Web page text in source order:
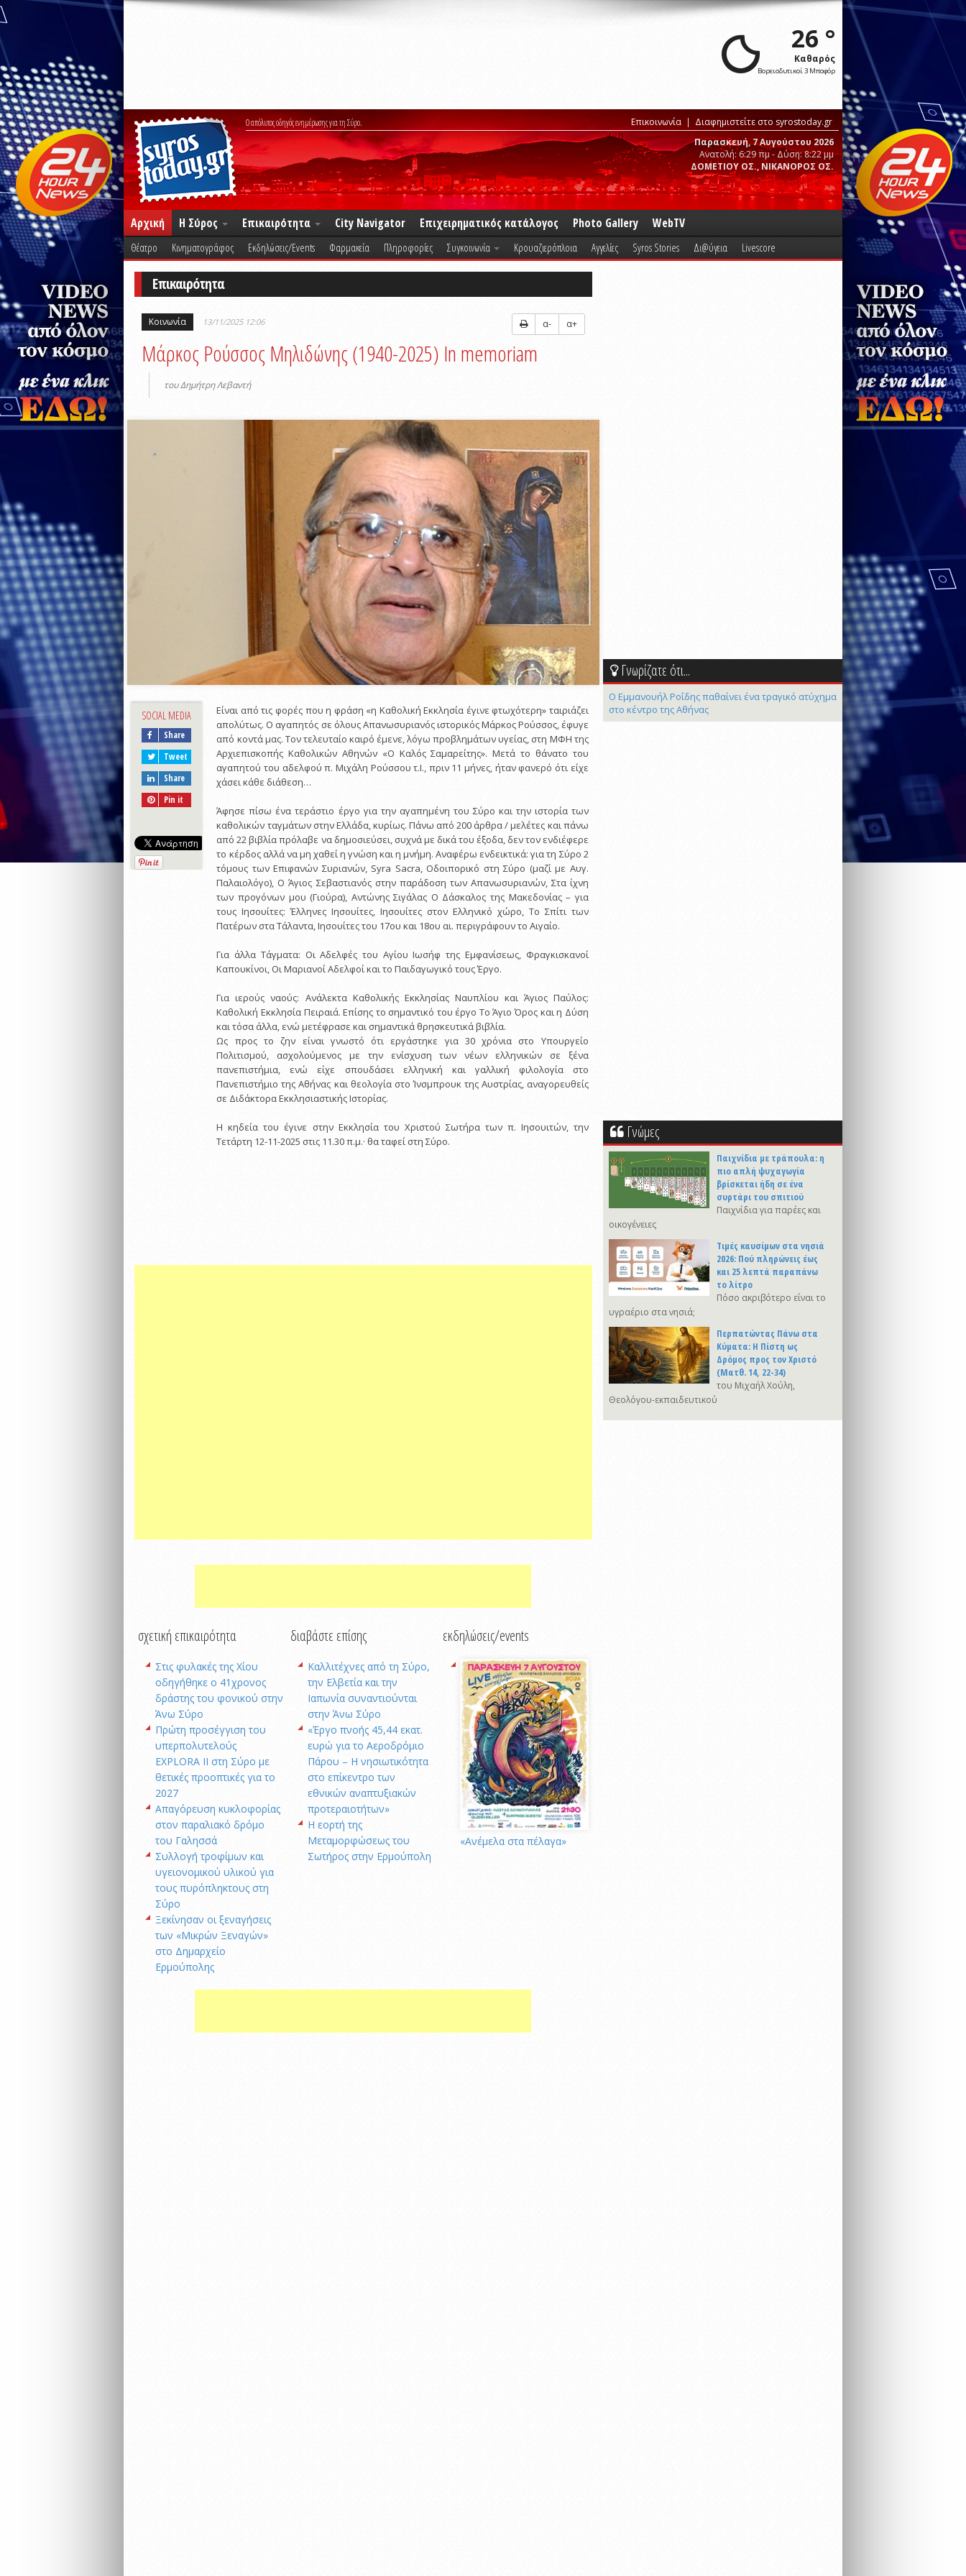
26 °
Καθαρός
Βορειοδυτικοί 3 Μποφόρ
Ο απόλυτος οδηγός ενημέρωσης για τη Σύρο. Επικοινωνία
Διαφημιστείτε στο syrostoday.gr
Παρασκευή, 7 Αυγούστου 2026
Ανατολή: 6:29 πμ - Δύση: 8:22 μμ
ΔΟΜΕΤΙΟΥ ΟΣ., ΝΙΚΑΝΟΡΟΣ ΟΣ.
Αρχική Η Σύρος Επικαιρότητα City Navigator Επιχειρηματικός κατάλογος Photo Gallery WebTV
Θέατρο Κινηματογράφος Εκδηλώσεις/Events Φαρμακεία Πληροφορίες Συγκοινωνία Κρουαζιερόπλοια Αγγελίες Syros Stories Δι@ύγεια Livescore
Επικαιρότητα
Κοινωνία 13/11/2025 12:06 α- α+
Μάρκος Ρούσσος Μηλιδώνης (1940-2025) In memoriam
του Δημήτρη Λεβαντή
SOCIAL MEDIA
Share
Tweet
Share
Pin it
Είναι από τις φορές που η φράση «η Καθολική Εκκλησία έγινε φτωχότερη» ταιριάζει
απολύτως. Ο αγαπητός σε όλους Απανωσυριανός ιστορικός Μάρκος Ρούσσος, έφυγε
από κοντά μας. Τον τελευταίο καιρό έμενε, λόγω προβλημάτων υγείας, στη ΜΦΗ της
Αρχιεπισκοπής Καθολικών Αθηνών «Ο Καλός Σαμαρείτης». Μετά το θάνατο του
αγαπητού του αδελφού π. Μιχάλη Ρούσσου τ.Ι., πριν 11 μήνες, ήταν φανερό ότι είχε
χάσει κάθε διάθεση…
Άφησε πίσω ένα τεράστιο έργο για την αγαπημένη του Σύρο και την ιστορία των
καθολικών ταγμάτων στην Ελλάδα, κυρίως. Πάνω από 200 άρθρα / μελέτες και πάνω
από 22 βιβλία πρόλαβε να δημοσιεύσει, συχνά με δικά του έξοδα, δεν τον ενδιέφερε
το κέρδος αλλά να μη χαθεί η γνώση και η μνήμη. Αναφέρω ενδεικτικά: για τη Σύρο 2
τόμους των Επιφανών Συριανών, Syra Sacra, Οδοιπορικό στη Σύρο (μαζί με Αυγ.
Παλαιολόγο), Ο Άγιος Σεβαστιανός στην παράδοση των Απανωσυριανών, Στα ίχνη
των προγόνων μου (Γιούρα), Αντώνης Σιγάλας Ο Δάσκαλος της Μακεδονίας – για
τους Ιησουίτες: Έλληνες Ιησουίτες, Ιησουίτες στον Ελληνικό χώρο, Το Σπίτι των
Πατέρων στα Τάλαντα, Ιησουίτες του 17ου και 18ου αι. περιγράφουν το Αιγαίο.
Για άλλα Τάγματα: Οι Αδελφές του Αγίου Ιωσήφ της Εμφανίσεως, Φραγκισκανοί
Καπουκίνοι, Οι Μαριανοί Αδελφοί και το Παιδαγωγικό τους Έργο.
Για ιερούς ναούς: Ανάλεκτα Καθολικής Εκκλησίας Ναυπλίου και Άγιος Παύλος:
Καθολική Εκκλησία Πειραιά. Επίσης το σημαντικό του έργο Το Άγιο Όρος και η Δύση
και τόσα άλλα, ενώ μετέφρασε και σημαντικά θρησκευτικά βιβλία.
Ως προς το ζην είναι γνωστό ότι εργάστηκε για 30 χρόνια στο Υπουργείο
Πολιτισμού, ασχολούμενος με την ενίσχυση των νέων ελληνικών σε ξένα
πανεπιστήμια, ενώ είχε σπουδάσει ελληνική και γαλλική φιλολογία στο
Πανεπιστήμιο της Αθήνας και θεολογία στο Ίνσμπρουκ της Αυστρίας, αναγορευθείς
σε Διδάκτορα Εκκλησιαστικής Ιστορίας.
Η κηδεία του έγινε στην Εκκλησία του Χριστού Σωτήρα των π. Ιησουιτών, την
Τετάρτη 12-11-2025 στις 11.30 π.μ.· θα ταφεί στη Σύρο.
σχετική επικαιρότητα
Στις φυλακές της Χίου
οδηγήθηκε ο 41χρονος
δράστης του φονικού στην
Άνω Σύρο
Πρώτη προσέγγιση του
υπερπολυτελούς
EXPLORA II στη Σύρο με
θετικές προοπτικές για το
2027
Απαγόρευση κυκλοφορίας
στον παραλιακό δρόμο
του Γαλησσά
Συλλογή τροφίμων και
υγειονομικού υλικού για
τους πυρόπληκτους στη
Σύρο
Ξεκίνησαν οι ξεναγήσεις
των «Μικρών Ξεναγών»
στο Δημαρχείο
Ερμούπολης
διαβάστε επίσης
Καλλιτέχνες από τη Σύρο,
την Ελβετία και την
Ιαπωνία συναντιούνται
στην Άνω Σύρο
«Έργο πνοής 45,44 εκατ.
ευρώ για το Αεροδρόμιο
Πάρου – Η νησιωτικότητα
στο επίκεντρο των
εθνικών αναπτυξιακών
προτεραιοτήτων»
Η εορτή της
Μεταμορφώσεως του
Σωτήρος στην Ερμούπολη
εκδηλώσεις/events
«Ανέμελα στα πέλαγα»
Γνωρίζατε ότι...
Ο Εμμανουήλ Ροΐδης παθαίνει ένα τραγικό ατύχημα
στο κέντρο της Αθήνας
Γνώμες
Παιχνίδια με τράπουλα: η
πιο απλή ψυχαγωγία
βρίσκεται ήδη σε ένα
συρτάρι του σπιτιού
Παιχνίδια για παρέες και
οικογένειες
Τιμές καυσίμων στα νησιά
2026: Πού πληρώνεις έως
και 25 λεπτά παραπάνω
το λίτρο
Πόσο ακριβότερο είναι το
υγραέριο στα νησιά;
Περπατώντας Πάνω στα
Κύματα: Η Πίστη ως
Δρόμος προς τον Χριστό
(Ματθ. 14, 22-34)
του Μιχαήλ Χούλη,
Θεολόγου-εκπαιδευτικού